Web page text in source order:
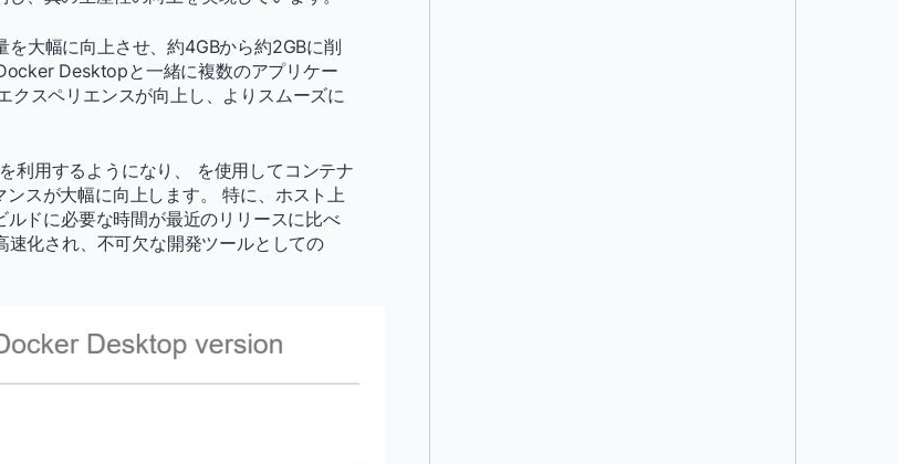
大幅に向上させ、約4GBから約2GBに削
Desktopと一緒に複数のアプリケー
クスペリエンスが向上し、よりスムーズに
用するようになり、 を使用してコンテナ
スが大幅に向上します。 特に、ホスト上
ドに必要な時間が最近のリリースに比べ
速化され、不可欠な開発ツールとしての